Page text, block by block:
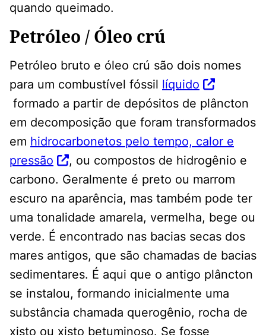
quando queimado.
Petróleo / Óleo crú
Petróleo bruto e óleo crú são dois nomes
para um combustível fóssil líquido
formado a partir de depósitos de plâncton
em decomposição que foram transformados
em hidrocarbonetos pelo tempo, calor e
pressão
, ou compostos de hidrogênio e
carbono. Geralmente é preto ou marrom
escuro na aparência, mas também pode ter
uma tonalidade amarela, vermelha, bege ou
verde. É encontrado nas bacias secas dos
mares antigos, que são chamadas de bacias
sedimentares. É aqui que o antigo plâncton
se instalou, formando inicialmente uma
substância chamada querogênio, rocha de
xisto ou xisto betuminoso. Se fosse